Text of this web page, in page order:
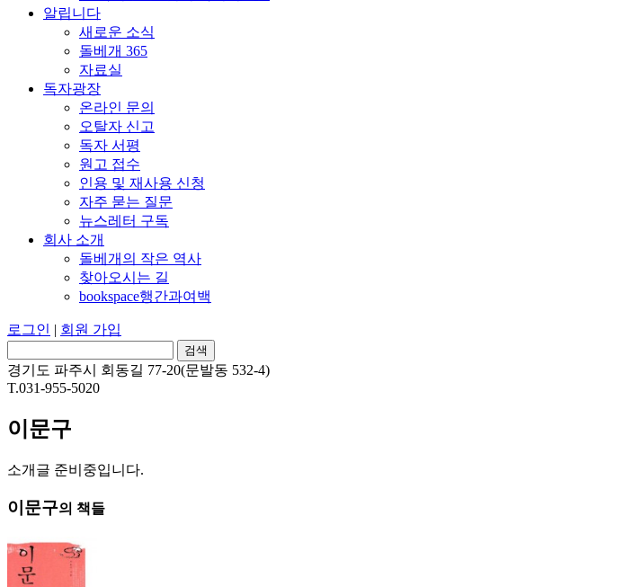
알립니다
새로운 소식
돌베개 365
자료실
독자광장
온라인 문의
오탈자 신고
독자 서평
원고 접수
인용 및 재사용 신청
자주 묻는 질문
뉴스레터 구독
회사 소개
돌베개의 작은 역사
찾아오시는 길
bookspace행간과여백
로그인 | 회원 가입
경기도 파주시 회동길 77-20(문발동 532-4)
T.031-955-5020
이문구
소개글 준비중입니다.
이문구의 책들